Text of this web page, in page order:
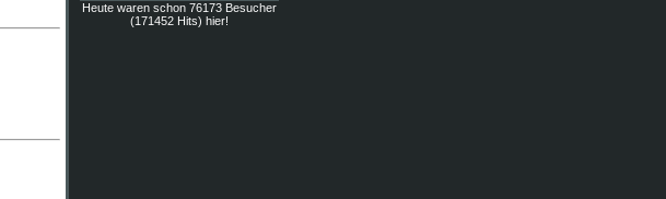
Heute waren schon 76173 Besucher
(171452 Hits) hier!